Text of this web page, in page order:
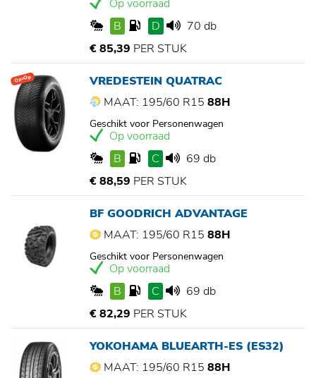
Op voorraad
B
D
70 db
€ 85,39 PER STUK
Op=Op
VREDESTEIN QUATRAC
MAAT: 195/60 R15 88H
Geschikt voor Personenwagen
Op voorraad
B
C
69 db
€ 88,59 PER STUK
BF GOODRICH ADVANTAGE
MAAT: 195/60 R15 88H
Geschikt voor Personenwagen
Op voorraad
B
C
69 db
€ 82,29 PER STUK
YOKOHAMA BLUEARTH-ES (ES32)
MAAT: 195/60 R15 88H